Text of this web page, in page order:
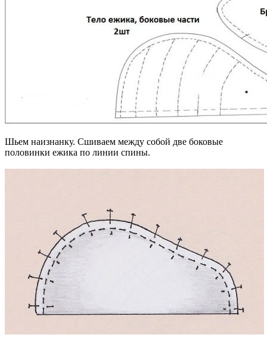
Шьем наизнанку. Сшиваем между собой две боковые
половинки ежика по линии спины.